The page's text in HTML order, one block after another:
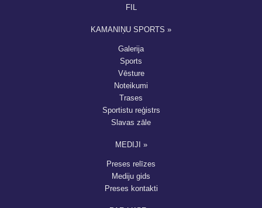
FIL
KAMANIŅU SPORTS »
Galerija
Sports
Vēsture
Noteikumi
Trases
Sportistu reģistrs
Slavas zāle
MEDIJI »
Preses relīzes
Mediju gids
Preses kontakti